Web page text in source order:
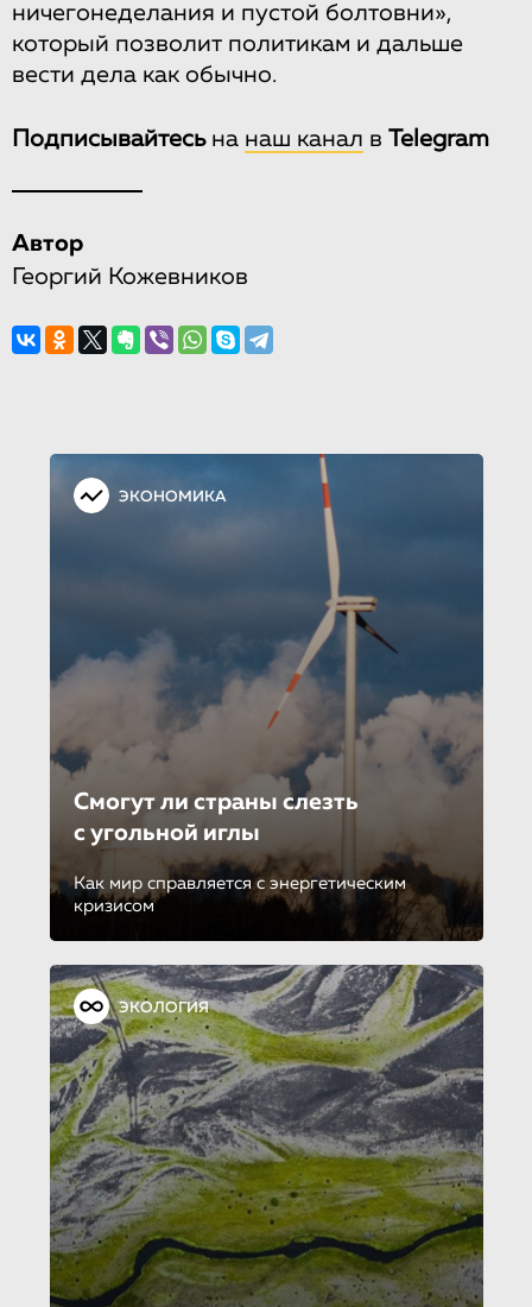
ничегонеделания и пустой болтовни»,
который позволит политикам и дальше
вести дела как обычно.
Подписывайтесьна наш канал в Telegram
Автор
Георгий Кожевников
ЭКОНОМИКА
Смогут ли страны слезть
с угольной иглы
Как мир справляется с энергетическим
кризисом
ЭКОЛОГИЯ